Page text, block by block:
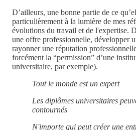
D’ailleurs, une bonne partie de ce
particulièrement à la lumière de mes
évolutions du travail et de l'expertise.
une offre professionnelle, développer
rayonner une réputation
forcément la “permission” d’une
universitaire, par exemple).
Tout le monde est un expert
Les diplômes universitaires
contournés
N'importe qui peut créer une